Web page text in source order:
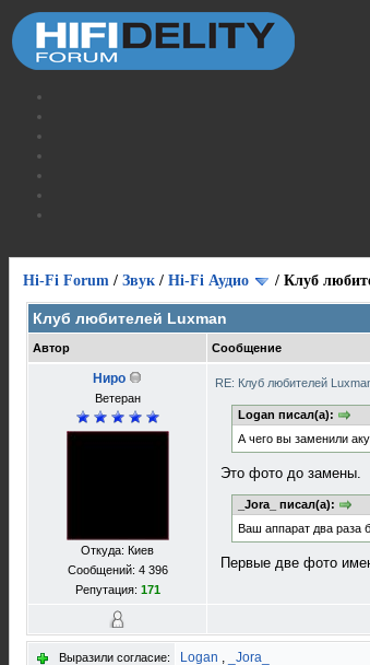
Hi-Fi Forum / Звук / Hi-Fi Аудио / Клуб
Клуб любителей Luxman
Автор Сообщение
Ниро
Ветеран
Откуда: Киев
Сообщений: 4 396
Репутация: 171
RE: Клуб любителей
Logan писал(а):
А чего вы заменили
Это фото до замены.
_Jora_ писал(а):
Ваш аппарат два раза
Первые две фото
Выразили согласие: Logan , _Jora_